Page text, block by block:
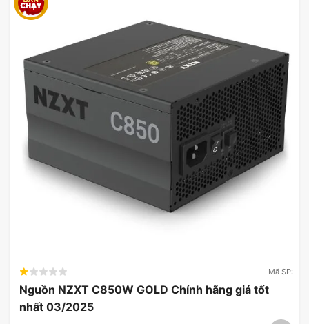
Mã SP:
Nguồn NZXT C850W GOLD Chính hãng giá tốt
nhất 03/2025